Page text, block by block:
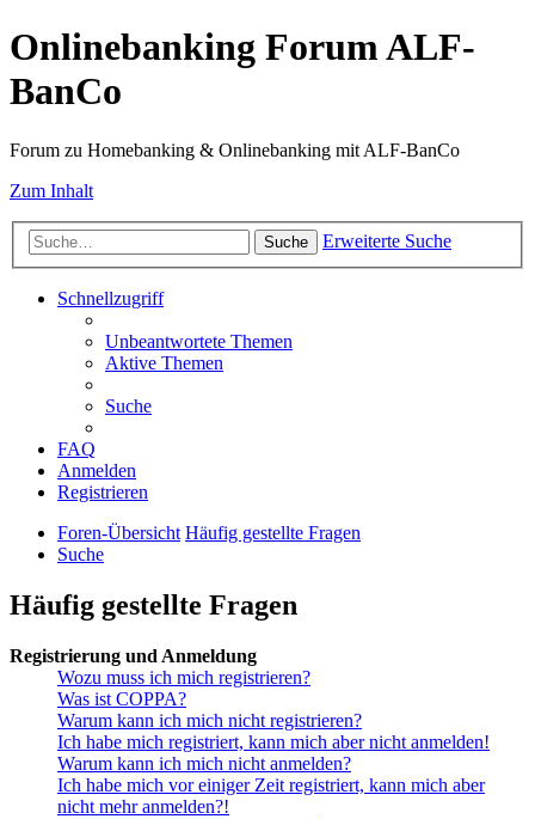
Onlinebanking Forum ALF-
BanCo
Forum zu Homebanking & Onlinebanking mit ALF-BanCo
Zum Inhalt
Suche Erweiterte Suche
Schnellzugriff
Unbeantwortete Themen
Aktive Themen
Suche
FAQ
Anmelden
Registrieren
Foren-Übersicht Häufig gestellte Fragen
Suche
Häufig gestellte Fragen
Registrierung und Anmeldung
Wozu muss ich mich registrieren?
Was ist COPPA?
Warum kann ich mich nicht registrieren?
Ich habe mich registriert, kann mich aber nicht anmelden!
Warum kann ich mich nicht anmelden?
Ich habe mich vor einiger Zeit registriert, kann mich aber
nicht mehr anmelden?!